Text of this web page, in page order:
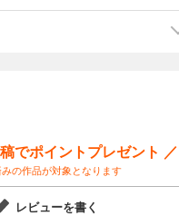
でポイントプレゼント ／
の作品が対象となります
レビューを書く